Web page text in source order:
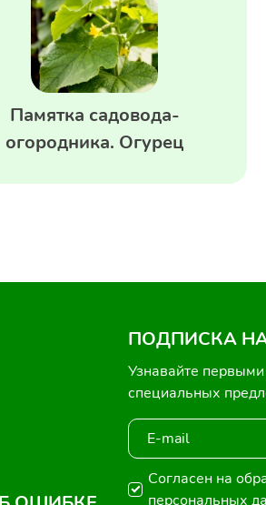
Памятка садовода-
огородника. Огурец
ПОДПИСКА
Узнавайте
специальных
Согласен на
персональных